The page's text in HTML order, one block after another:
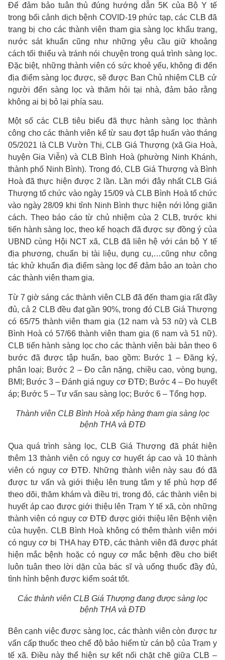
Để đảm bảo tuân thủ đúng hướng dẫn 5K của Bộ Y tế
trong bối cảnh dịch bệnh COVID-19 phức tạp, các CLB đã
trang bị cho các thành viên tham gia sàng lọc khẩu trang,
nước sát khuẩn cũng như những yêu cầu giữ khoảng
cách tối thiểu và tránh nói chuyện trong quá trình sàng lọc.
Đặc biệt, những thành viên có sức khoẻ yếu, không đi đến
địa điểm sàng lọc được, sẽ được Ban Chủ nhiệm CLB cử
người đến sàng lọc và thăm hỏi tại nhà, đảm bảo rằng
không ai bị bỏ lại phía sau.
Một số các CLB tiêu biểu đã thực hành sàng lọc thành
công cho các thành viên kể từ sau đợt tập huấn vào tháng
05/2021 là CLB Vườn Thị, CLB Giá Thượng (xã Gia Hoà,
huyện Gia Viễn) và CLB Bình Hoà (phường Ninh Khánh,
thành phố Ninh Bình). Trong đó, CLB Giá Thượng và Bình
Hoà đã thực hiện được 2 lần. Lần mới đây nhất CLB Giá
Thượng tổ chức vào ngày 15/09 và CLB Bình Hoà tổ chức
vào ngày 28/09 khi tỉnh Ninh Bình thực hiện nới lỏng giãn
cách. Theo báo cáo từ chủ nhiệm của 2 CLB, trước khi
tiến hành sàng lọc, theo kế hoạch đã được sự đồng ý của
UBND cùng Hội NCT xã, CLB đã liên hệ với cán bộ Y tế
địa phương, chuẩn bị tài liệu, dụng cụ,…cũng như công
tác khử khuẩn địa điểm sàng lọc để đảm bảo an toàn cho
các thành viên tham gia.
Từ 7 giờ sáng các thành viên CLB đã đến tham gia rất đầy
đủ, cả 2 CLB đều đạt gần 90%, trong đó CLB Giá Thượng
có 65/75 thành viên tham gia (12 nam và 53 nữ) và CLB
Bình Hoà có 57/66 thành viên tham gia (6 nam và 51 nữ).
CLB tiến hành sàng lọc cho các thành viên bài bản theo 6
bước đã được tập huấn, bao gồm: Bước 1 – Đăng ký,
phân loại; Bước 2 – Đo cân nặng, chiều cao, vòng bụng,
BMI; Bước 3 – Đánh giá nguy cơ ĐTĐ; Bước 4 – Đo huyết
áp; Bước 5 – Tư vấn sau sàng lọc; Bước 6 – Tổng hợp.
Thành viên CLB Bình Hoà xếp hàng tham gia sàng lọc
bệnh THA và ĐTĐ
Qua quá trình sàng lọc, CLB Giá Thượng đã phát hiện
thêm 13 thành viên có nguy cơ huyết áp cao và 10 thành
viên có nguy cơ ĐTĐ. Những thành viên này sau đó đã
được tư vấn và giới thiệu lên trung tâm y tế phù hợp để
theo dõi, thăm khám và điều trị, trong đó, các thành viên bị
huyết áp cao được giới thiệu lên Trạm Y tế xã, còn những
thành viên có nguy cơ ĐTĐ được giới thiệu lên Bệnh viện
của huyện. CLB Bình Hoà không có thêm thành viên mới
có nguy cơ bị THA hay ĐTĐ, các thành viên đã được phát
hiện mắc bệnh hoặc có nguy cơ mắc bệnh đều cho biết
luôn tuân theo lời dặn của bác sĩ và uống thuốc đầy đủ,
tình hình bệnh được kiểm soát tốt.
Các thành viên CLB Giá Thượng đang được sàng lọc
bệnh THA và ĐTĐ
Bên cạnh việc được sàng lọc, các thành viên còn được tư
vấn cấp thuốc theo chế độ bảo hiểm từ cán bộ của Trạm y
tế xã. Điều này thể hiện sự kết nối chặt chẽ giữa CLB –